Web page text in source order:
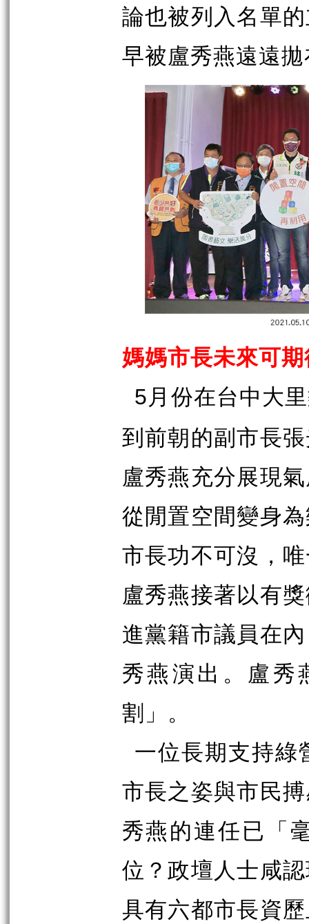
論也被列入名單
早被盧秀燕遠遠
媽媽市長未來可
5月份在台中大
到前朝的副市長
盧秀燕充分展現
從閒置空間變身
市長功不可沒，
盧秀燕接著以有
進黨籍市議員在
秀燕演出。盧秀
割」。
一位長期支持綠
市長之姿與市民
秀燕的連任已「
位？政壇人士咸
具有六都市長資